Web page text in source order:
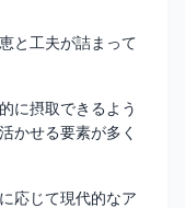
と工夫が詰まって
に摂取できるよう
かせる要素が多く
応じて現代的なア